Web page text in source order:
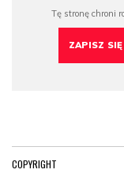
COPYRIGHT